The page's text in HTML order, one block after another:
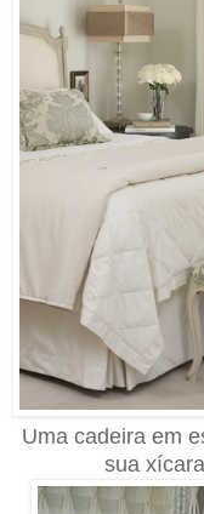
Uma cadeira em
sua